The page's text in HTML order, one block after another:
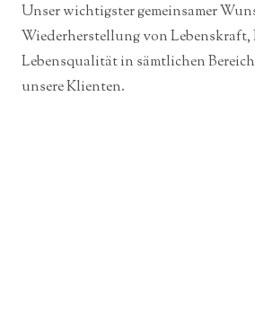
Unser wichtigster gemeinsamer
Wiederherstellung von Lebenskraft,
Lebensqualität in sämtlichen
unsere Klienten.